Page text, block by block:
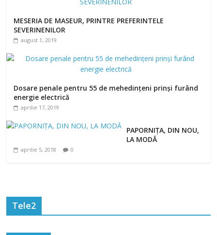
MESERIA DE MASEUR, PRINTRE PREFERINTELE
SEVERINENILOR
august 1, 2019
Dosare penale pentru 55 de mehedințeni prinși furând
energie electrică
aprilie 17, 2019
PAPORNIȚA, DIN NOU,
LA MODĂ
aprilie 5, 2018 0
Tele2